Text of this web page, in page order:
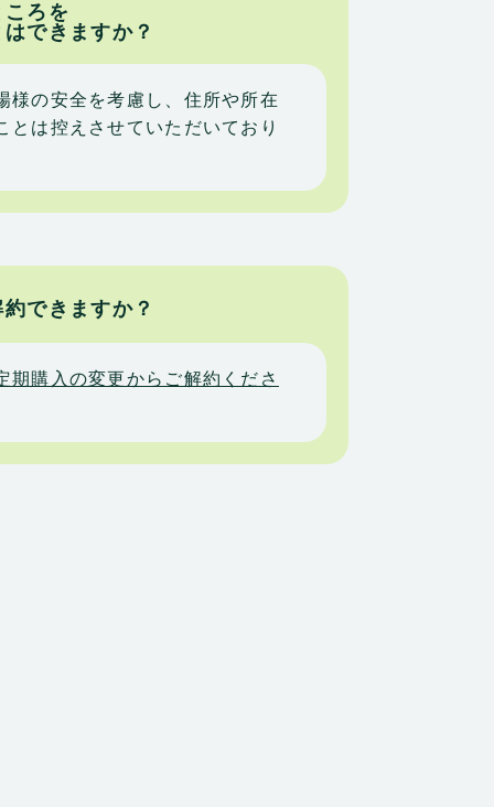
ろを
できますか？
様の安全を考慮し、住所や所在
とは控えさせていただいており
できますか？
期購入の変更からご解約くださ